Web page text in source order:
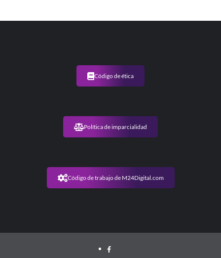
Código de ética
Política de imparcialidad
Código de trabajo de M24Digital.com